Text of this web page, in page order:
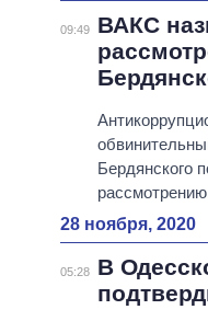
09:49
ВАКС
Бердянского
28 ноября, 2020
05:28
В